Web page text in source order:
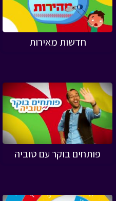
חדשות מאירות
פותחים בוקר עם טוביה